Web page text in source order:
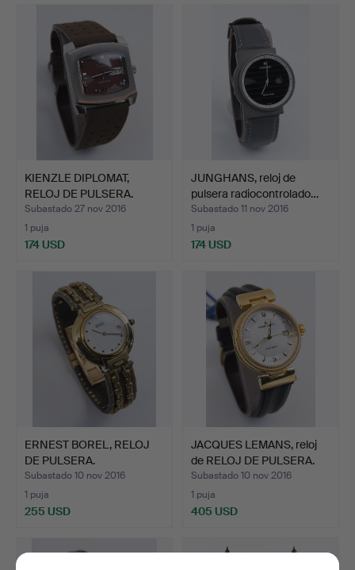
KIENZLE DIPLOMAT,
RELOJ DE PULSERA.
Subastado 27 nov 2016
1 puja
174 USD
JUNGHANS, reloj de
pulsera radiocontrolado…
Subastado 11 nov 2016
1 puja
174 USD
ERNEST BOREL, RELOJ
DE PULSERA.
Subastado 10 nov 2016
1 puja
255 USD
JACQUES LEMANS, reloj
de RELOJ DE PULSERA.
Subastado 10 nov 2016
1 puja
405 USD